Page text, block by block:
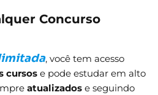
Concurso
, você tem acesso
cursos e pode estudar em alto
atualizados e seguindo